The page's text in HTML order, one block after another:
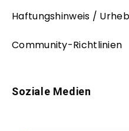
Haftungshinweis /
Community-Richtlinien
Soziale Medien